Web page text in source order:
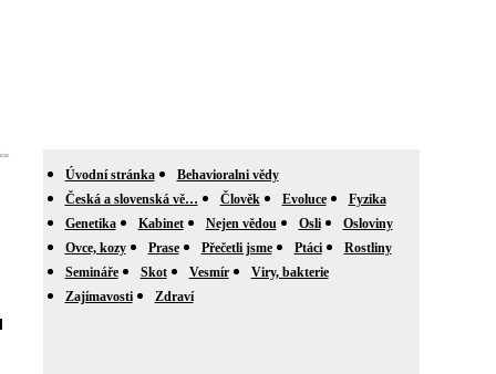
Úvodní stránka
Behavioralni vědy
Česká a slovenská vě…
Člověk Evoluce
Fyzika
Genetika
Kabinet Nejen vědou Osli
Osloviny
Ovce, kozy
Prase Přečetli jsme Ptáci
Rostliny
Semináře
Skot Vesmír
Viry, bakterie
Zajímavosti
Zdraví